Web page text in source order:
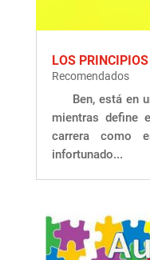
LOS
Recomendados
Ben, está en
mientras define
carrera como
infortunado...